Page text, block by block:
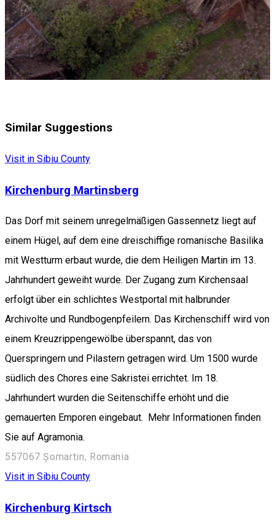
Similar Suggestions
Visit in Sibiu County
Kirchenburg Martinsberg
Das Dorf mit seinem unregelmäßigen Gassennetz liegt auf
einem Hügel, auf dem eine dreischiffige romanische Basilika
mit Westturm erbaut wurde, die dem Heiligen Martin im 13.
Jahrhundert geweiht wurde. Der Zugang zum Kirchensaal
erfolgt über ein schlichtes Westportal mit halbrunder
Archivolte und Rundbogenpfeilern. Das Kirchenschiff wird von
einem Kreuzrippengewölbe überspannt, das von
Querspringern und Pilastern getragen wird. Um 1500 wurde
südlich des Chores eine Sakristei errichtet. Im 18.
Jahrhundert wurden die Seitenschiffe erhöht und die
gemauerten Emporen eingebaut. Mehr Informationen finden
Sie auf Agramonia.
557067 Șomartin, Romania
Visit in Sibiu County
Kirchenburg Kirtsch